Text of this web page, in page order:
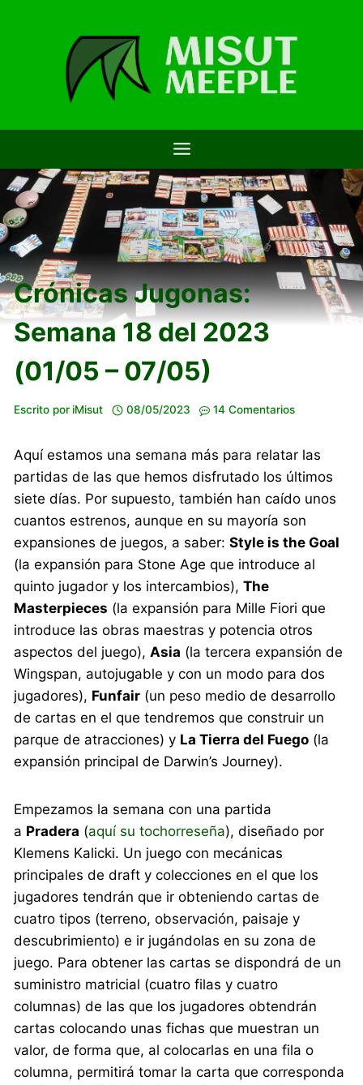
Crónicas Jugonas:
Semana 18 del 2023
(01/05 – 07/05)
Escrito por iMisut 08/05/2023 14 Comentarios
Aquí estamos una semana más para relatar las
partidas de las que hemos disfrutado los últimos
siete días. Por supuesto, también han caído unos
cuantos estrenos, aunque en su mayoría son
expansiones de juegos, a saber:Style is the Goal
(la expansión para Stone Age que introduce al
quinto jugador y los intercambios),The
Masterpieces (la expansión para Mille Fiori que
introduce las obras maestras y potencia otros
aspectos del juego),Asia (la tercera expansión de
Wingspan, autojugable y con un modo para dos
jugadores), Funfair (un peso medio de desarrollo
de cartas en el que tendremos que construir un
parque de atracciones) y La Tierra del Fuego (la
expansión principal de Darwin’s Journey).
Empezamos la semana con una partida
a Pradera (aquí su tochorreseña), diseñado por
Klemens Kalicki. Un juego con mecánicas
principales de draft y colecciones en el que los
jugadores tendrán que ir obteniendo cartas de
cuatro tipos (terreno, observación, paisaje y
descubrimiento) e ir jugándolas en su zona de
juego. Para obtener las cartas se dispondrá de un
suministro matricial (cuatro filas y cuatro
columnas) de las que los jugadores obtendrán
cartas colocando unas fichas que muestran un
valor, de forma que, al colocarlas en una fila o
columna, permitirá tomar la carta que corresponda